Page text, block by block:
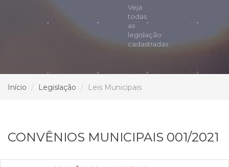
Veja
todas
as
legislação
cadastradas
Início Legislação Leis Municipais
CONVÊNIOS MUNICIPAIS 001/2021